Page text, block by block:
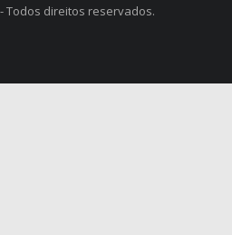
Todos direitos reservados.